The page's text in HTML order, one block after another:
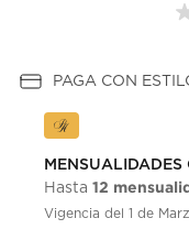
PAGA CON
MENSUALIDADES
Hasta 12
Vigencia del 1 de